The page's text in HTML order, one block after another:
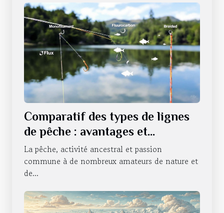
Comparatif des types de lignes
de pêche : avantages et
utilisations
La pêche, activité ancestral et passion
commune à de nombreux amateurs de nature et
de...